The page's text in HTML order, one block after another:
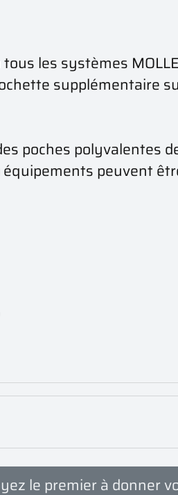
les systèmes
supplémentaire
poches polyvalentes
peuvent
le premier à donner